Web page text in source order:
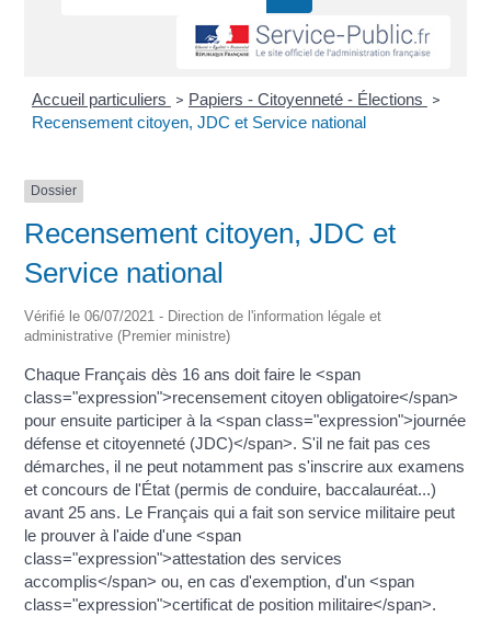
Accueil particuliers > Papiers - Citoyenneté - Élections >
Recensement citoyen, JDC et Service national
Dossier
Recensement citoyen, JDC et
Service national
Vérifié le 06/07/2021 - Direction de l'information légale et
administrative (Premier ministre)
Chaque Français dès 16 ans doit faire le <span
class="expression">recensement citoyen obligatoire</span>
pour ensuite participer à la <span class="expression">journée
défense et citoyenneté (JDC)</span>. S'il ne fait pas ces
démarches, il ne peut notamment pas s'inscrire aux examens
et concours de l'État (permis de conduire, baccalauréat...)
avant 25 ans. Le Français qui a fait son service militaire peut
le prouver à l'aide d'une <span
class="expression">attestation des services
accomplis</span> ou, en cas d'exemption, d'un <span
class="expression">certificat de position militaire</span>.